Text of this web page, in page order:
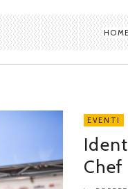
HOME
EVENTI